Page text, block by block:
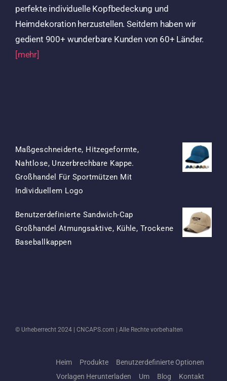
perfekte individuelle Kopfbedeckung und
Heimdekoration herzustellen. Seitdem haben wir
gedient 900+ wunderbare Kunden von 60+ Länder.
[mehr]
Maßgeschneiderte, Hitzegeformte,
Nahtlose, Unzerbrechbare Kappe.
Großhandel Für Sportmützen Mit
Individuellem Logo
War:
$15.50
Ist:
$7.50.
Benutzerdefinierte Sandwich-Cap
Großhandel Atmungsaktive, Kühle, Trockene
BaseballkappenUrsprünglicher
Aktueller
© Urheberrecht 2024 | CNCAPS.com | Alle Rechte vorbehalten
Heim Produkte
Benutzerdefinierte Optionen
Vorlagen Herunterladen
Um Blog Kontakt